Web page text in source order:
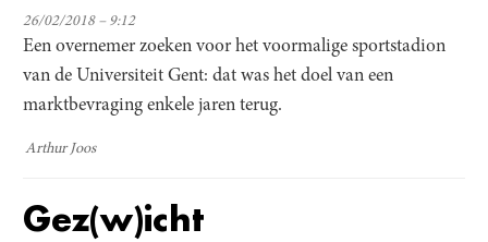
26/02/2018 – 9:12
Een overnemer zoeken voor het voormalige sportstadion
van de Universiteit Gent: dat was het doel van een
marktbevraging enkele jaren terug.
Arthur Joos
Gez(w)icht